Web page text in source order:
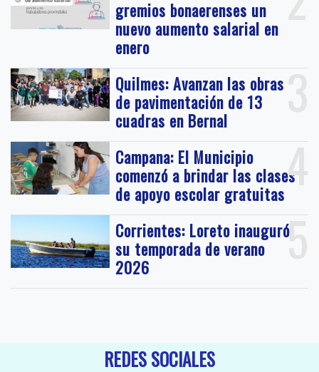
gremios bonaerenses un
nuevo aumento salarial en
enero
3
Quilmes: Avanzan las obras
de pavimentación de 13
cuadras en Bernal
4
Campana: El Municipio
comenzó a brindar las clases
de apoyo escolar gratuitas
5
Corrientes: Loreto inauguró
su temporada de verano
2026
REDES SOCIALES